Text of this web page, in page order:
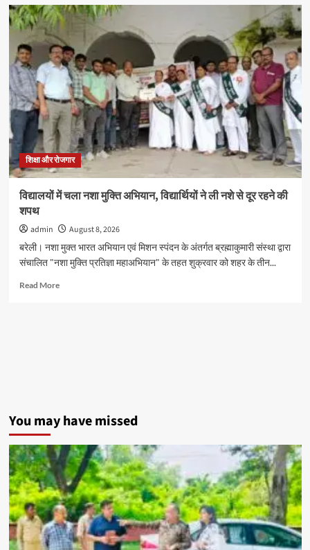
दिल्ली
चैम्प्स
स्कूल
में
3
6
वर्ष
के
नन्हे
शिवभक्त
करेंगे
रुद्राभिषेक,
स्कूलों
बच्चों
मिलेगा
मौका
शिक्षा और रोजगार
विद्यालयों में चला नशा मुक्ति अभियान, विद्यार्थियों ने ली नशे से दूर रहने की
शपथ
admin
August 8, 2026
बरेली। नशा मुक्त भारत अभियान एवं मिशन स्पंदन के अंतर्गत ब्रह्माकुमारी संस्था द्वारा
संचालित "नशा मुक्ति प्रतिज्ञा महाअभियान" के तहत शुक्रवार को शहर के तीन...
Read MoreRead
ली
से
दूर
रहने
की
शपथ
You may have missed